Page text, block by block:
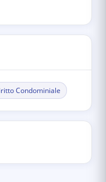
Condominiale